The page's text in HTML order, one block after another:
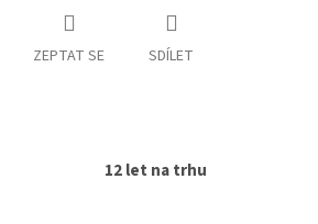
ZEPTAT SE SDÍLET
12 let na trhu